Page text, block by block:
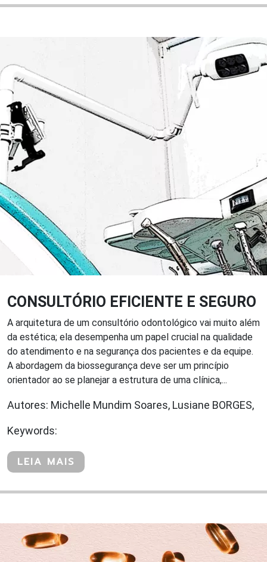
CONSULTÓRIO EFICIENTE E SEGURO
A arquitetura de um consultório odontológico vai muito além
da estética; ela desempenha um papel crucial na qualidade
do atendimento e na segurança dos pacientes e da equipe.
A abordagem da biossegurança deve ser um princípio
orientador ao se planejar a estrutura de uma clínica,...
Autores: Michelle Mundim Soares, Lusiane BORGES,
Keywords:
LEIA MAIS